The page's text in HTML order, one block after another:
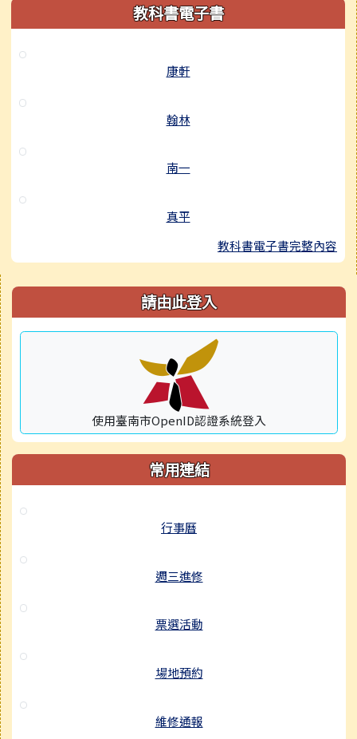
教科書電子書
康軒
翰林
南一
真平
教科書電子書完整內容
右邊區域內容 請由此登入
使用臺南市OpenID認證系統登入
常用連結
行事曆
週三進修
票選活動
場地預約
維修通報